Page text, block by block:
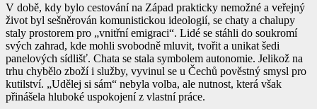
V době, kdy bylo cestování na Západ prakticky nemožné a veřejný
život byl sešněrován komunistickou ideologií, se chaty a chalupy
staly prostorem pro „vnitřní emigraci“. Lidé se stáhli do soukromí
svých zahrad, kde mohli svobodně mluvit, tvořit a unikat šedi
panelových sídlišť. Chata se stala symbolem autonomie. Jelikož na
trhu chybělo zboží i služby, vyvinul se u Čechů pověstný smysl pro
kutilství. „Udělej si sám“ nebyla volba, ale nutnost, která však
přinášela hluboké uspokojení z vlastní práce.